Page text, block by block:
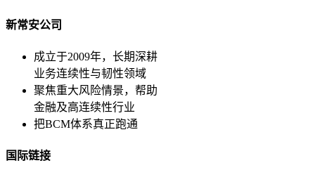
新常安公司
成立于2009年，长期深耕
业务连续性与韧性领域
聚焦重大风险情景，帮助
金融及高连续性行业
把BCM体系真正跑通
国际链接